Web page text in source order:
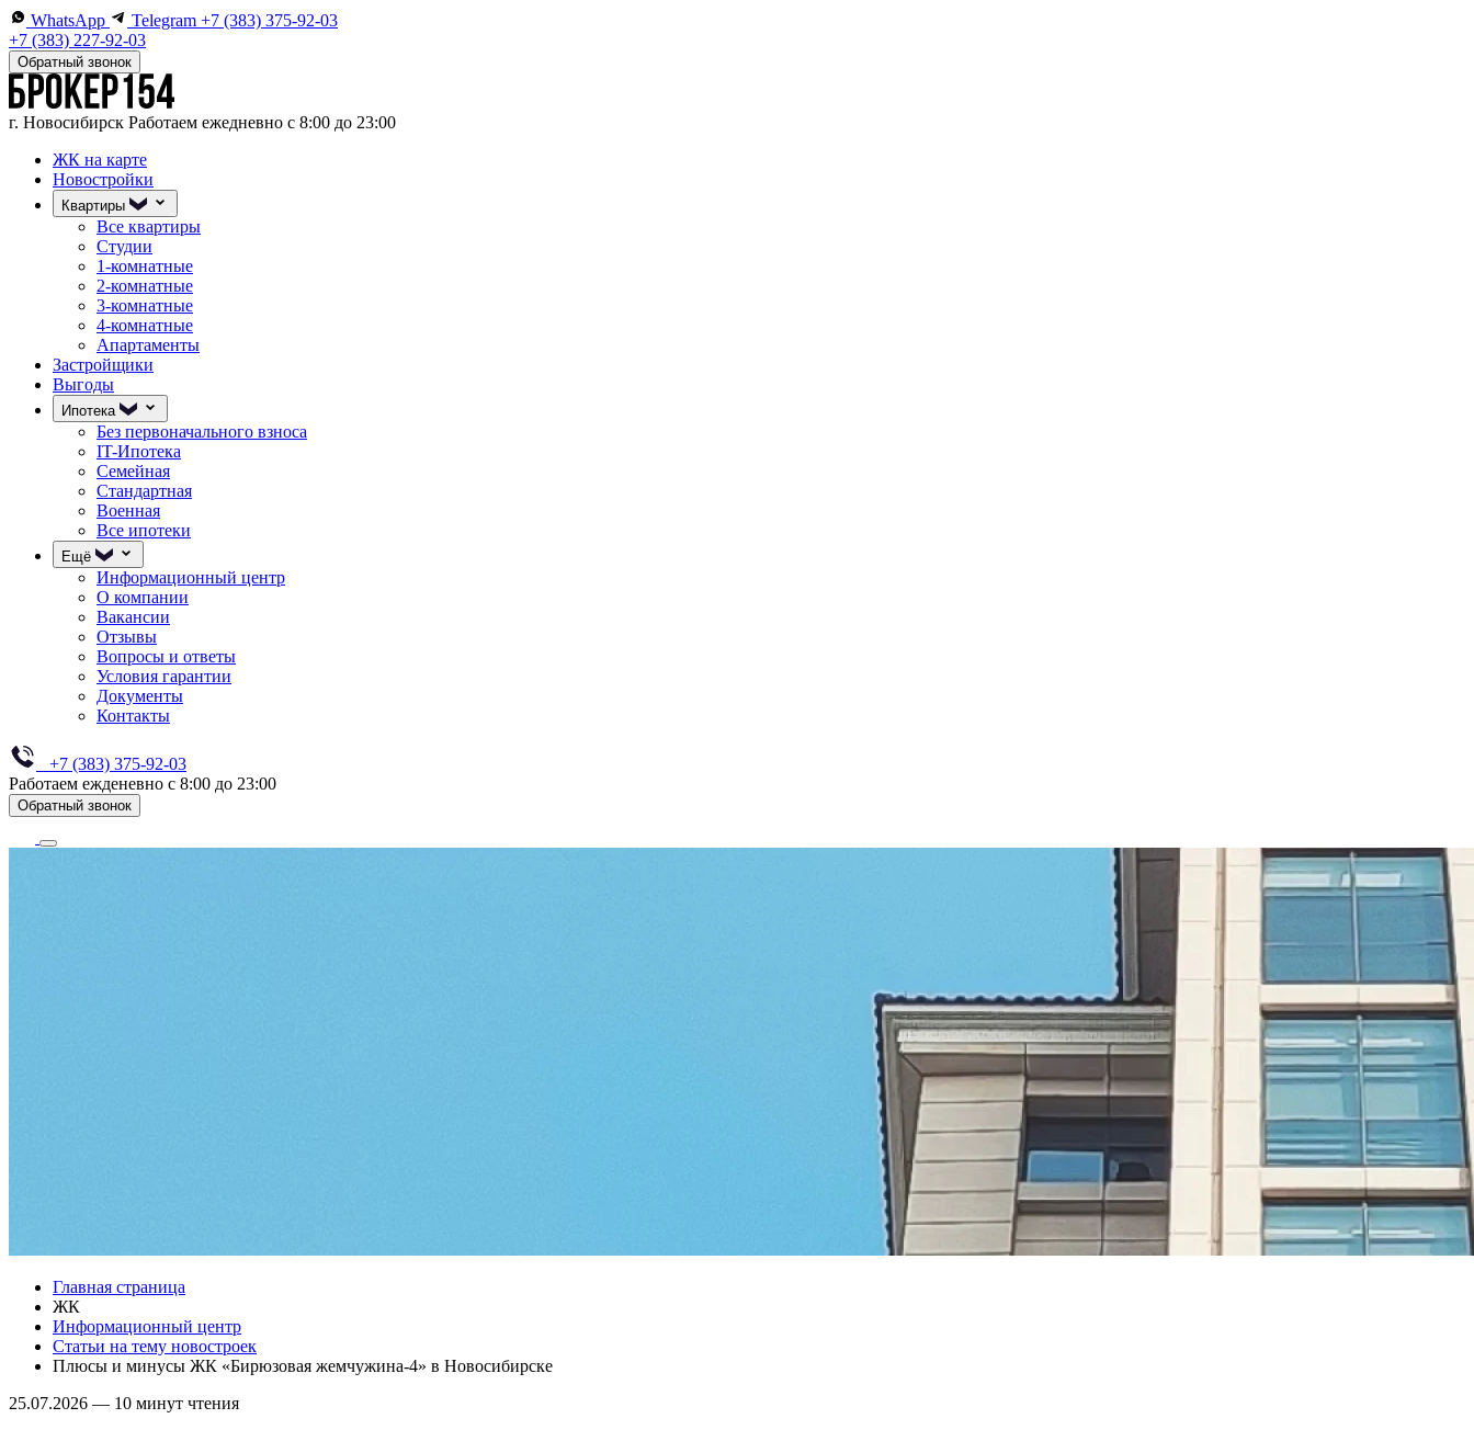
WhatsApp Telegram +7 (383) 375-92-03
+7 (383) 227-92-03
Обратный звонок
г. Новосибирск Работаем ежедневно с 8:00 до 23:00
ЖК на карте
Новостройки
Квартиры
Все квартиры
Студии
1-комнатные
2-комнатные
3-комнатные
4-комнатные
Апартаменты
Застройщики
Выгоды
Ипотека
Без первоначального взноса
IT-Ипотека
Семейная
Стандартная
Военная
Все ипотеки
Ещё
Информационный центр
О компании
Вакансии
Отзывы
Вопросы и ответы
Условия гарантии
Документы
Контакты
+7 (383) 375-92-03
Работаем ежденевно с 8:00 до 23:00
Обратный звонок
Главная страница
ЖК
Информационный центр
Статьи на тему новостроек
Плюсы и минусы ЖК «Бирюзовая жемчужина-4» в Новосибирске
25.07.2026 — 10 минут чтения